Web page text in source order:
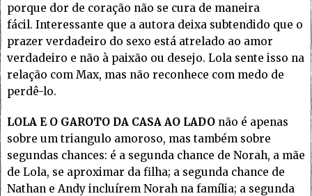
porque dor de coração não se cura de maneira
fácil. Interessante que a autora deixa subtendido que o
prazer verdadeiro do sexo está atrelado ao amor
verdadeiro e não à paixão ou desejo. Lola sente isso na
relação com Max, mas não reconhece com medo de
perdê-lo.
LOLA E O GAROTO DA CASA AO LADO não é apenas
sobre um triangulo amoroso, mas também sobre
segundas chances: é a segunda chance de Norah, a mãe
de Lola, se aproximar da filha; a segunda chance de
Nathan e Andy incluírem Norah na família; a segunda